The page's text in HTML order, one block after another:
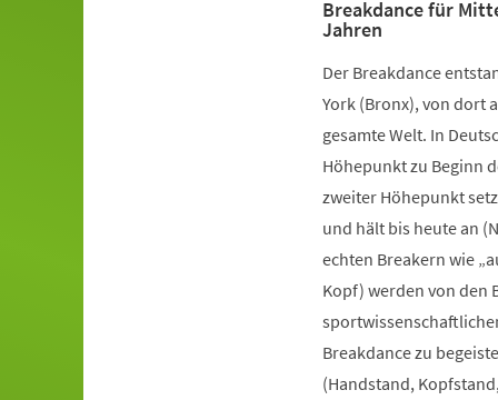
Breakdance für
Jahren
Der Breakdance
York (Bronx), von dort
gesamte Welt. In
Höhepunkt zu Beginn
zweiter Höhepunkt
und hält bis heute an
echten Breakern wie
Kopf) werden von den
Breakdance zu
(Handstand,